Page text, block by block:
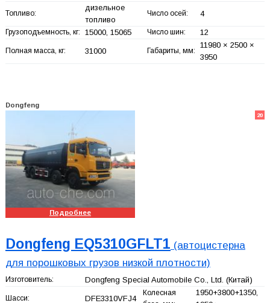
Топливо:
дизельное
топливо
Число осей: 4
Грузоподъемность, кг: 15000, 15065 Число шин: 12
Полная масса, кг: 31000 Габариты, мм:
11980 × 2500 ×
3950
Dongfeng
20
Подробнее
Dongfeng EQ5310GFLT1 (автоцистерна
для порошковых грузов низкой плотности)
Изготовитель: Dongfeng Special Automobile Co., Ltd. (Китай)
Шасси: DFE3310VFJ4
Колесная
1950+3800+1350,